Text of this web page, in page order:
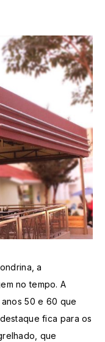
a
no tempo. A
50 e 60 que
fica para os
que